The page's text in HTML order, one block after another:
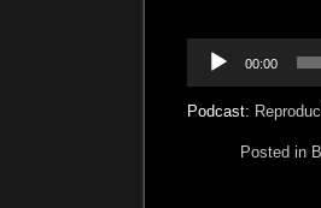
audio
00:00
Podcast:
Posted in